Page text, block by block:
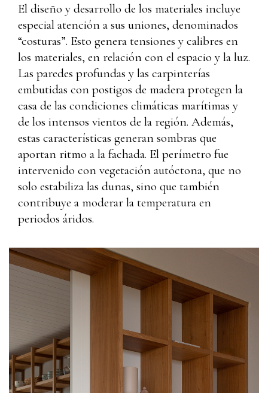
El diseño y desarrollo de los materiales incluye
especial atención a sus uniones, denominados
“costuras”. Esto genera tensiones y calibres en
los materiales, en relación con el espacio y la luz.
Las paredes profundas y las carpinterías
embutidas con postigos de madera protegen la
casa de las condiciones climáticas marítimas y
de los intensos vientos de la región. Además,
estas características generan sombras que
aportan ritmo a la fachada. El perímetro fue
intervenido con vegetación autóctona, que no
solo estabiliza las dunas, sino que también
contribuye a moderar la temperatura en
periodos áridos.